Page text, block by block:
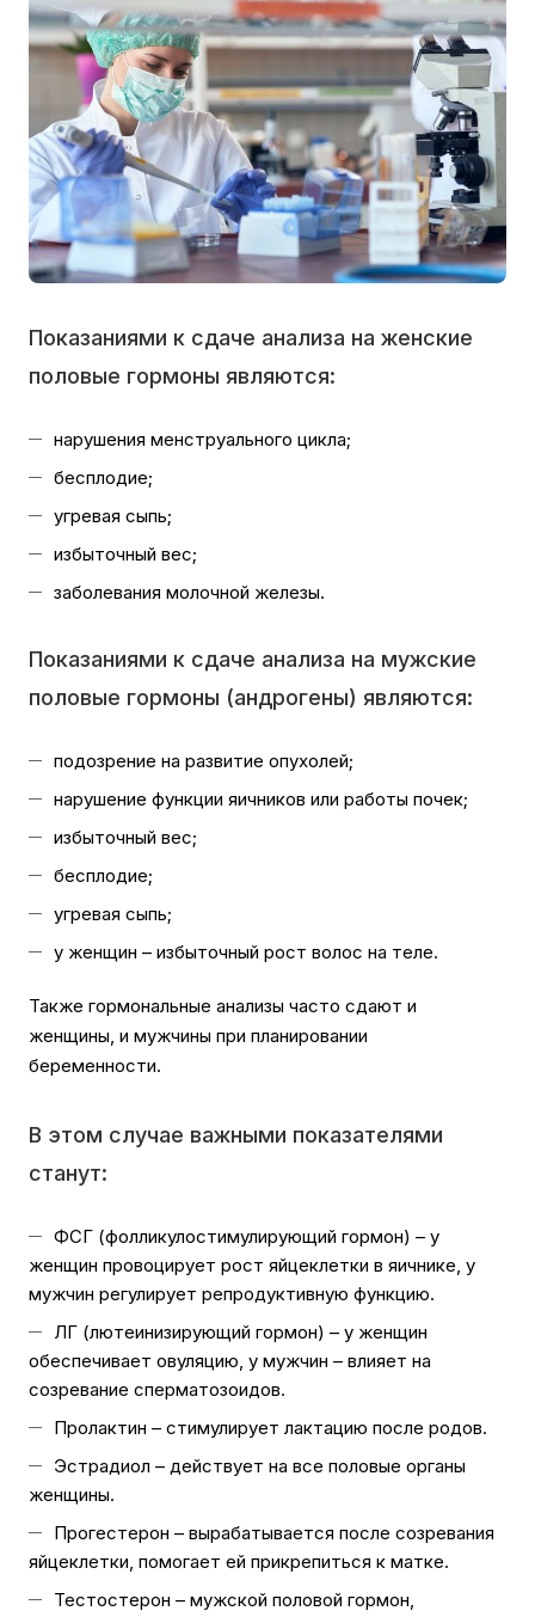
Показаниями к сдаче анализа на женские
половые гормоны являются:
нарушения менструального цикла;
бесплодие;
угревая сыпь;
избыточный вес;
заболевания молочной железы.
Показаниями к сдаче анализа на мужские
половые гормоны (андрогены) являются:
подозрение на развитие опухолей;
нарушение функции яичников или работы почек;
избыточный вес;
бесплодие;
угревая сыпь;
у женщин – избыточный рост волос на теле.
Также гормональные анализы часто сдают и
женщины, и мужчины при планировании
беременности.
В этом случае важными показателями
станут:
ФСГ (фолликулостимулирующий гормон) – у
женщин провоцирует рост яйцеклетки в яичнике, у
мужчин регулирует репродуктивную функцию.
ЛГ (лютеинизирующий гормон) – у женщин
обеспечивает овуляцию, у мужчин – влияет на
созревание сперматозоидов.
Пролактин – стимулирует лактацию после родов.
Эстрадиол – действует на все половые органы
женщины.
Прогестерон – вырабатывается после созревания
яйцеклетки, помогает ей прикрепиться к матке.
Тестостерон – мужской половой гормон,